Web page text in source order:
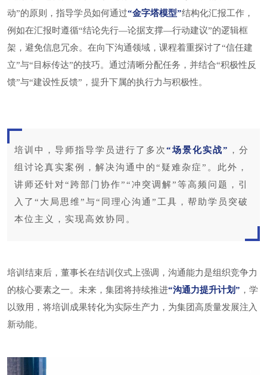
动”的原则，指导学员如何通过“金字塔模型”结构化汇报工作，
例如在汇报时遵循“结论先行—论据支撑—行动建议”的逻辑框
架，避免信息冗余。在向下沟通领域，课程着重探讨了“信任建
立”与“目标传达”的技巧。通过清晰分配任务，并结合“积极性反
馈”与“建设性反馈”，提升下属的执行力与积极性。
培训中，导师指导学员进行了多次“场景化实战” ，分
组讨论真实案例，解决沟通中的“疑难杂症”。此外，
讲师还针对“跨部门协作”“冲突调解”等高频问题，引
入了“大局思维”与“同理心沟通”工具，帮助学员突破
本位主义，实现高效协同。
培训结束后，董事长在结训仪式上强调，沟通能力是组织竞争力
的核心要素之一。未来，集团将持续推进“沟通力提升计划” ，学
以致用，将培训成果转化为实际生产力，为集团高质量发展注入
新动能。